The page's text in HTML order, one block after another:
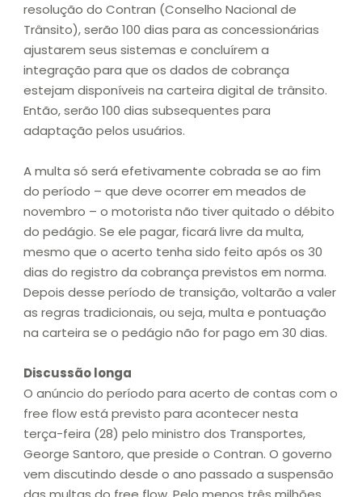
resolução do Contran (Conselho Nacional de
Trânsito), serão 100 dias para as concessionárias
ajustarem seus sistemas e concluírem a
integração para que os dados de cobrança
estejam disponíveis na carteira digital de trânsito.
Então, serão 100 dias subsequentes para
adaptação pelos usuários.
A multa só será efetivamente cobrada se ao fim
do período – que deve ocorrer em meados de
novembro – o motorista não tiver quitado o débito
do pedágio. Se ele pagar, ficará livre da multa,
mesmo que o acerto tenha sido feito após os 30
dias do registro da cobrança previstos em norma.
Depois desse período de transição, voltarão a valer
as regras tradicionais, ou seja, multa e pontuação
na carteira se o pedágio não for pago em 30 dias.
Discussão longa
O anúncio do período para acerto de contas com o
free flow está previsto para acontecer nesta
terça-feira (28) pelo ministro dos Transportes,
George Santoro, que preside o Contran. O governo
vem discutindo desde o ano passado a suspensão